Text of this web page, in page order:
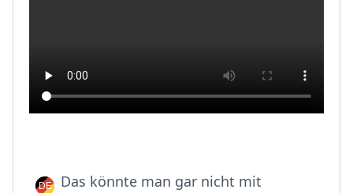
Das könnte man gar nicht mit